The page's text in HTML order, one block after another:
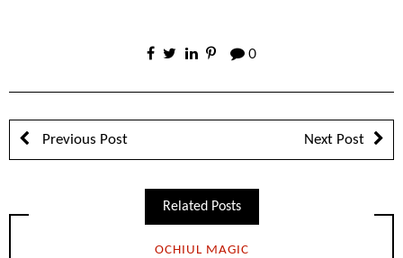
0
Previous Post Next Post
Related Posts
OCHIUL MAGIC